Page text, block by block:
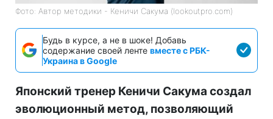
Фото: Автор методики - Кеничи Сакума (lookoutpro.com)
Будь в курсе, а не в шоке! Добавь
содержание своей ленте вместе с РБК-
Украина в Google
Японский тренер Кеничи Сакума создал
эволюционный метод, позволяющий